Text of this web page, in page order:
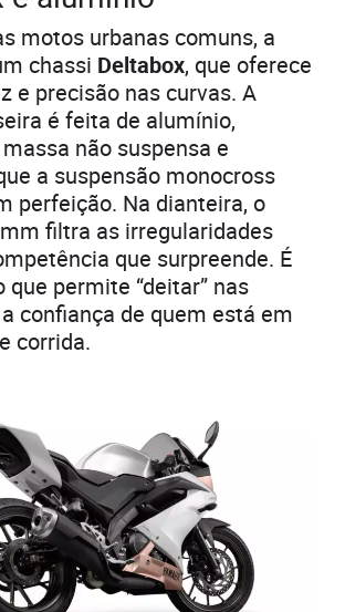
motos urbanas comuns, a
chassi Deltabox, que oferece
e precisão nas curvas. A
é feita de alumínio,
não suspensa e
a suspensão monocross
perfeição. Na dianteira, o
filtra as irregularidades
que surpreende. É
que permite “deitar” nas
confiança de quem está em
corrida.